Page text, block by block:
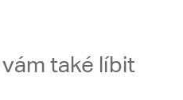
také líbit